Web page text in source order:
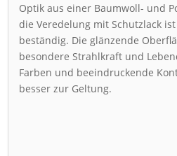
Optik aus einer Baumwoll- und
die Veredelung mit Schutzlack
beständig. Die glänzende
besondere Strahlkraft und
Farben und beeindruckende
besser zur Geltung.